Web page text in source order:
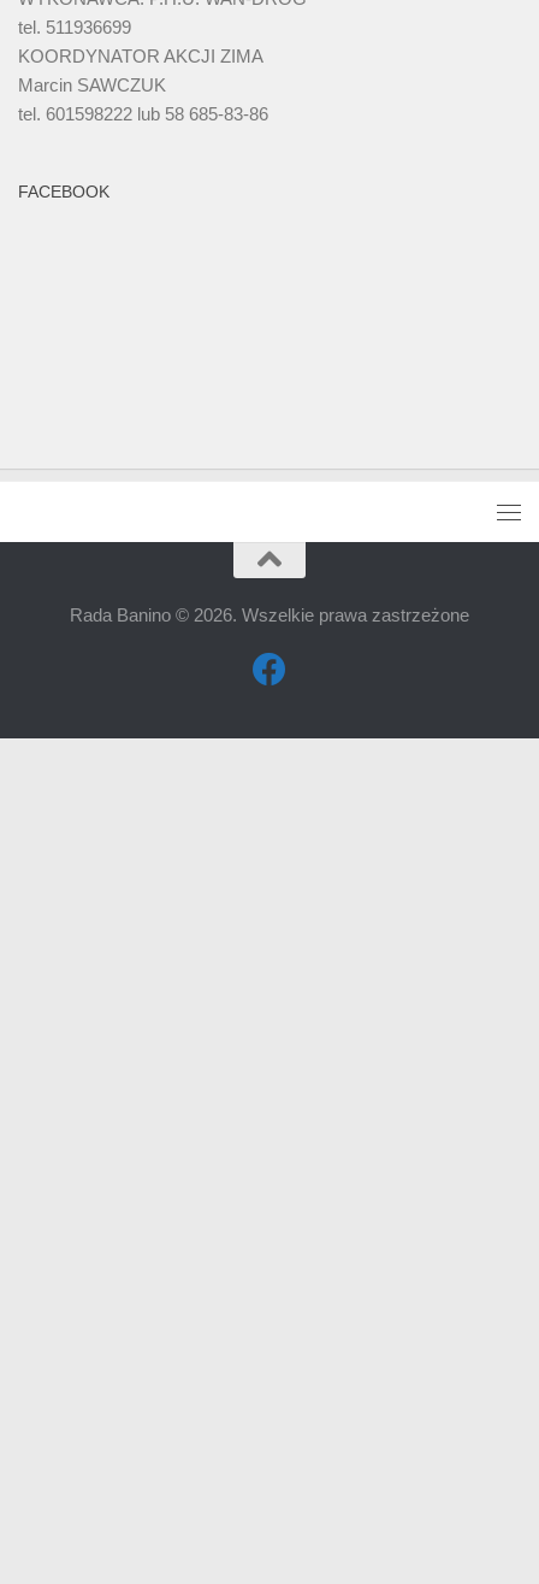
tel. 511936699
KOORDYNATOR AKCJI ZIMA
Marcin SAWCZUK
tel. 601598222 lub 58 685-83-86
FACEBOOK
Rada Banino © 2026. Wszelkie prawa zastrzeżone